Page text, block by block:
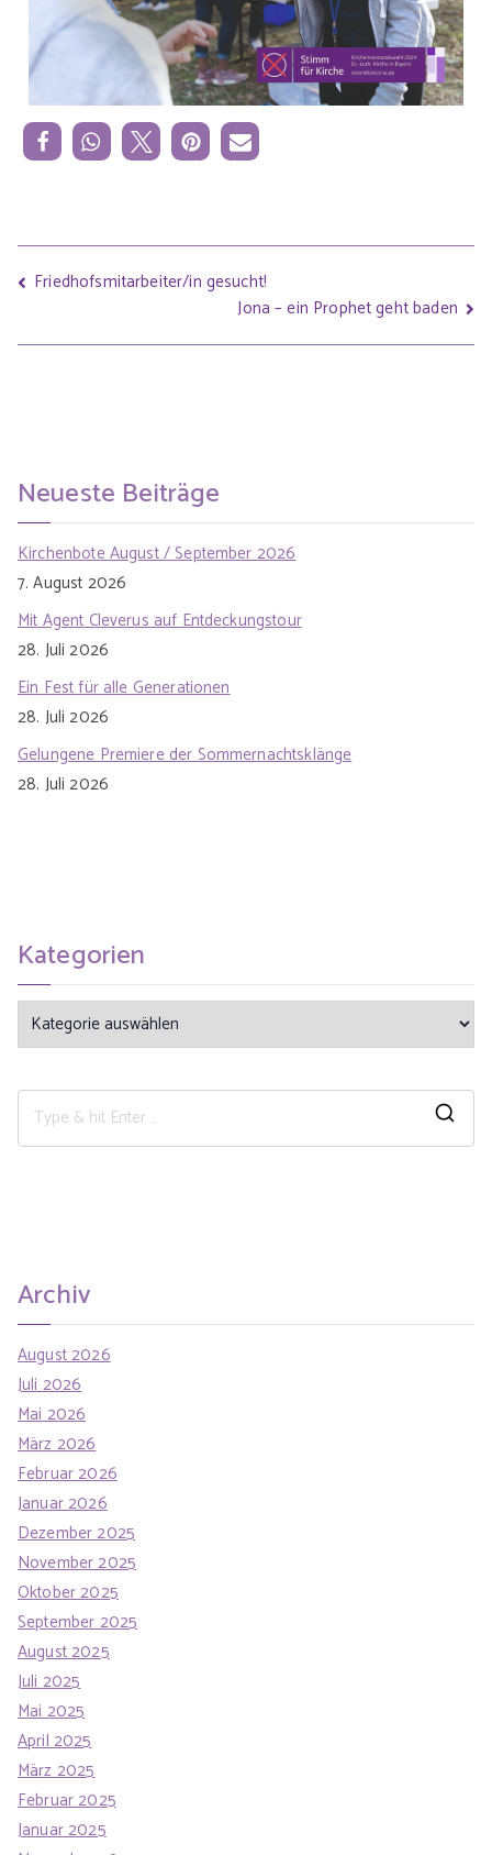
Friedhofsmitarbeiter/in gesucht!
Jona – ein Prophet geht baden
Neueste Beiträge
Kirchenbote August / September 2026
7. August 2026
Mit Agent Cleverus auf Entdeckungstour
28. Juli 2026
Ein Fest für alle Generationen
28. Juli 2026
Gelungene Premiere der Sommernachtsklänge
28. Juli 2026
Kategorien
Archiv
August 2026
Juli 2026
Mai 2026
März 2026
Februar 2026
Januar 2026
Dezember 2025
November 2025
Oktober 2025
September 2025
August 2025
Juli 2025
Mai 2025
April 2025
März 2025
Februar 2025
Januar 2025